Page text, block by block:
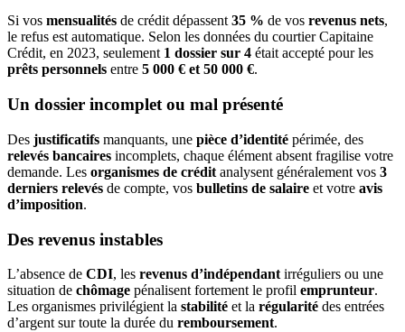
Si vos mensualités de crédit dépassent 35 % de vos revenus nets,
le refus est automatique. Selon les données du courtier Capitaine
Crédit, en 2023, seulement 1 dossier sur 4 était accepté pour les
prêts personnels entre 5 000 € et 50 000 €.
Un dossier incomplet ou mal présenté
Des justificatifs manquants, une pièce d’identité périmée, des
relevés bancaires incomplets, chaque élément absent fragilise votre
demande. Les organismes de crédit analysent généralement vos 3
derniers relevés de compte, vos bulletins de salaire et votre avis
d’imposition.
Des revenus instables
L’absence de CDI, les revenus d’indépendant irréguliers ou une
situation de chômage pénalisent fortement le profil emprunteur.
Les organismes privilégient la stabilité et la régularité des entrées
d’argent sur toute la durée du remboursement.